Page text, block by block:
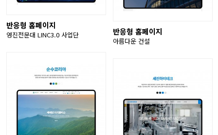
반응형 홈페이지
영진전문대 LINC3.0 사업단 반응형 홈페이지
아름다운 건설